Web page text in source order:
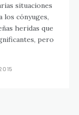
situaciones
los cónyuges,
heridas que
pero